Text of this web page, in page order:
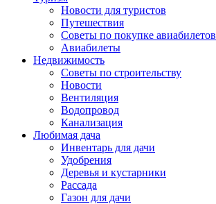
Новости для туристов
Путешествия
Советы по покупке авиабилетов
Авиабилеты
Недвижимость
Советы по строительству
Новости
Вентиляция
Водопровод
Канализация
Любимая дача
Инвентарь для дачи
Удобрения
Деревья и кустарники
Рассада
Газон для дачи